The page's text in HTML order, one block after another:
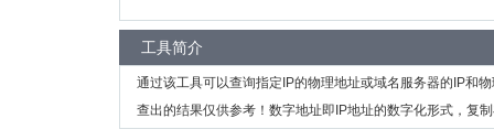
工具简介
通过该工具可以查询指定IP的物理地址或域名服务器的IP和
查出的结果仅供参考！数字地址即IP地址的数字化形式，复